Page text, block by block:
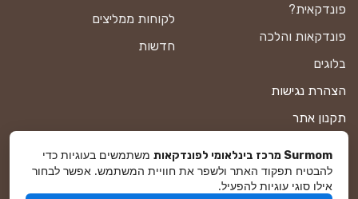
פונדקאית?
פונדקאות והלכה
בלוגים
הצהרת נגישות
תקנון אתר
מפת אתר
לקוחות ממליצים
חדשות
Surmom מרכז בינלאומי לפונדקאות
משתמשים בעוגיות כדי
להבטיח תפקוד האתר ולשפר את חוויית המשתמש. אפשר לבחור
אילו סוגי עוגיות להפעיל.